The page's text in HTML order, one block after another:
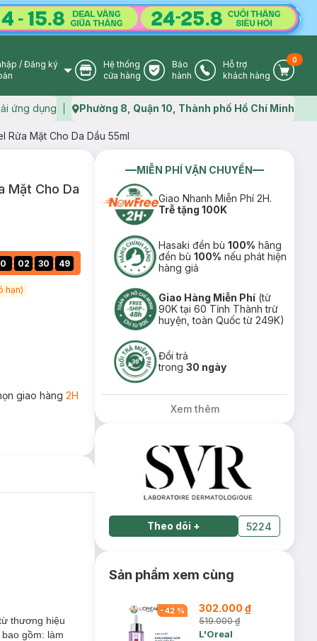
User Icon
/ Đăng ký
Store Icon
Hệ thống
cửa hàng
Warranty Icon
Bảo
hành
Phone Icon
Hỗ trợ
khách hàng
Cart
0
ứng dụng Map icon
Phường 8, Quận 10, Thành phố Hồ Chí Minh
Rửa Mặt Cho Da Dầu 55ml
Mặt Cho Da
0 : 02 : 30 : 48
hạn)
giao hàng 2H
thương hiệu
gồm: làm
MIỄN PHÍ VẬN CHUYỂN
Giao Nhanh Miễn Phí 2H.
Trễ tặng 100K
Hasaki đền bù100% hãng
đền bù100% nếu phát hiện
hàng giả
Giao Hàng Miễn Phí (từ
90K tại 60 Tỉnh Thành trừ
huyện, toàn Quốc từ 249K)
Đổi trả
trong30 ngày
Xem thêm
Theo dõi + 5224
Sản phẩm xem cùng
-42% 302.000 ₫
519.000 ₫
L'Oreal